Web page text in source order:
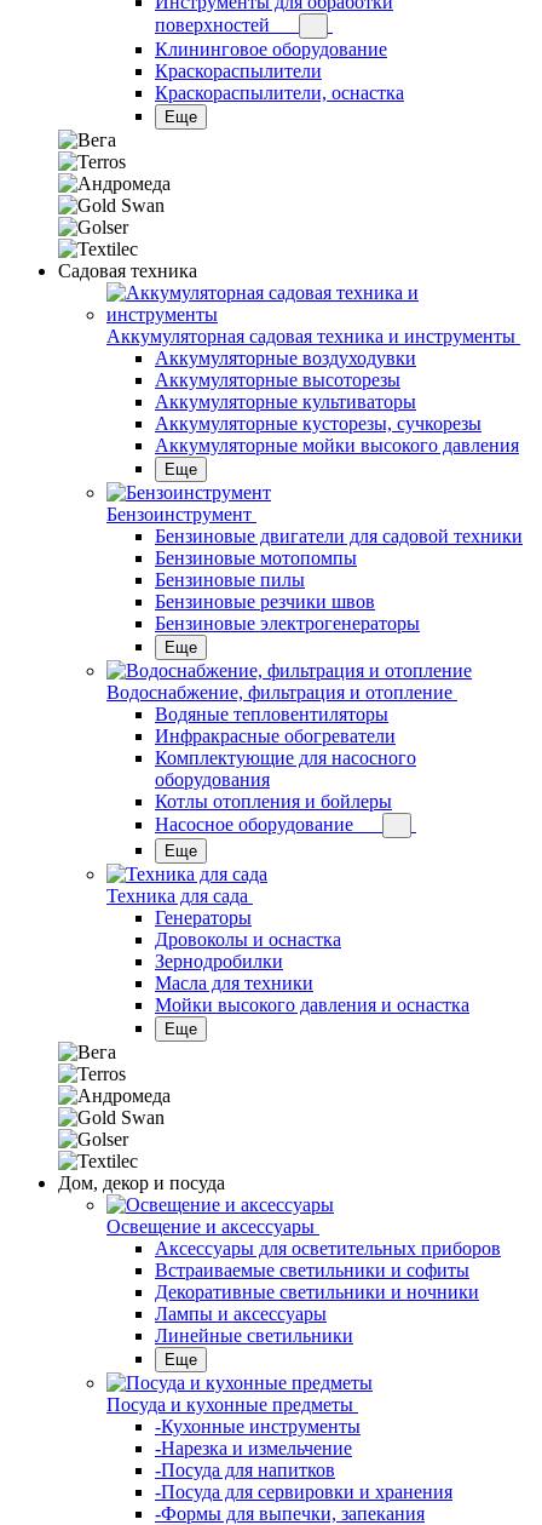
поверхностей
Клининговое оборудование
Краскораспылители
Краскораспылители, оснастка
Еще
Садовая техника
Аккумуляторная садовая техника и инструменты
Аккумуляторные воздуходувки
Аккумуляторные высоторезы
Аккумуляторные культиваторы
Аккумуляторные кусторезы, сучкорезы
Аккумуляторные мойки высокого давления
Еще
Бензоинструмент
Бензиновые двигатели для садовой техники
Бензиновые мотопомпы
Бензиновые пилы
Бензиновые резчики швов
Бензиновые электрогенераторы
Еще
Водоснабжение, фильтрация и отопление
Водяные тепловентиляторы
Инфракрасные обогреватели
Комплектующие для насосного
оборудования
Котлы отопления и бойлеры
Насосное оборудование
Еще
Техника для сада
Генераторы
Дровоколы и оснастка
Зернодробилки
Масла для техники
Мойки высокого давления и оснастка
Еще
Дом, декор и посуда
Освещение и аксессуары
Аксессуары для осветительных приборов
Встраиваемые светильники и софиты
Декоративные светильники и ночники
Лампы и аксессуары
Линейные светильники
Еще
Посуда и кухонные предметы
-Кухонные инструменты
-Нарезка и измельчение
-Посуда для напитков
-Посуда для сервировки и хранения
-Формы для выпечки, запекания